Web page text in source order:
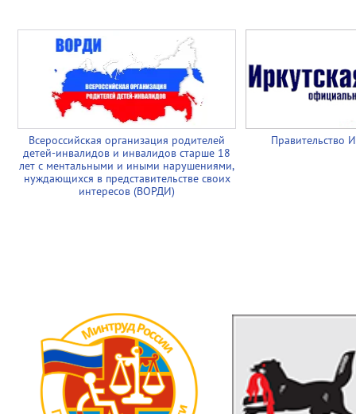
Всероссийская организация родителей
детей-инвалидов и инвалидов старше 18
лет с ментальными и иными нарушениями,
нуждающихся в представительстве своих
интересов (ВОРДИ)
Правительство